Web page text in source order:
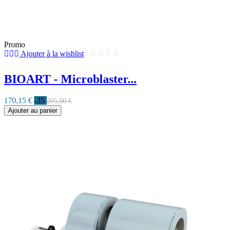
Promo
Ajouter à la wishlist
BIOART - Microblaster...
170,15 € -35 205,00 €
Ajouter au panier